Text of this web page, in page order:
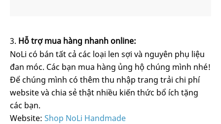
Hỗ trợ mua hàng nhanh online:
NoLi có bán tất cả các loại len sợi và nguyên phụ liệu
đan móc. Các bạn mua hàng ủng hộ chúng mình nhé!
Để chúng mình có thêm thu nhập trang trải chi phí
website và chia sẻ thật nhiều kiến thức bổ ích tặng
các bạn.
Website: Shop NoLi Handmade